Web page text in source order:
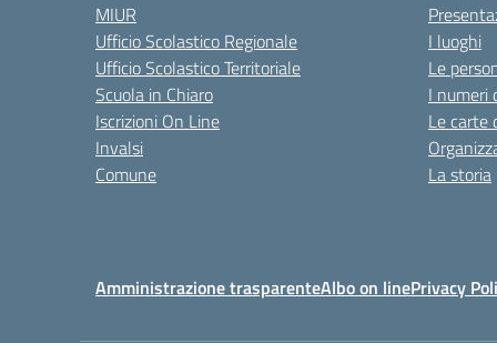
MIUR
Ufficio Scolastico Regionale
Ufficio Scolastico Territoriale
Scuola in Chiaro
Iscrizioni On Line
Invalsi
Comune
I luoghi
Le
I numeri
Le carte
La storia
Amministrazione trasparenteAlbo on linePrivacy